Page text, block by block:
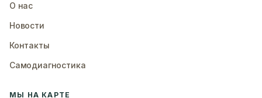
О нас
Новости
Контакты
Самодиагностика
МЫ НА КАРТЕ